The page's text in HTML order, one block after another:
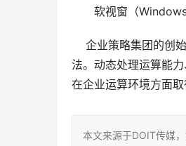
软视窗（
企业策略集团的创始
法。动态处理运算能
在企业运算环境方面
本文来源于DOIT传媒